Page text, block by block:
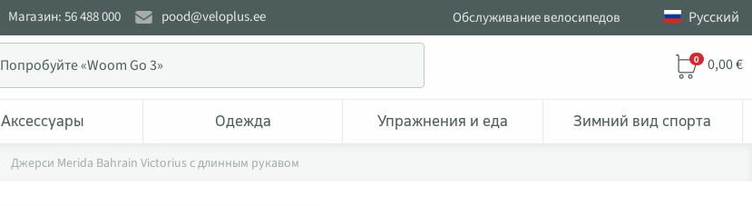
Магазин: 56 488 000 pood@veloplus.ee Обслуживание велосипедов Pусский
0 0,00 €
Аксессуары Одежда Упражнения и еда Зимний вид спорта
Джерси Merida Bahrain Victorius с длинным рукавом